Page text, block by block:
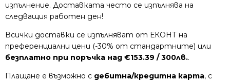
изпълнение. Доставката често се изпълнява на
следващия работен ден!
Всички доставки се изпълняват от ЕКОНТ на
преференциални цени (-30% от стандартните) или
безплатно при поръчка над €153.39 / 300лв..
Плащане е възможно с дебитна/кредитна карта, с